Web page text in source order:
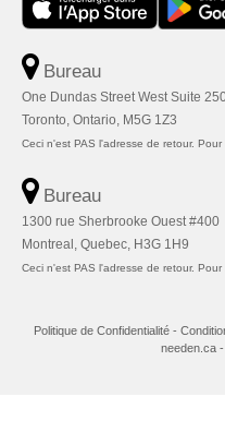
Bureau
One Dundas Street West Suite
Toronto, Ontario, M5G 1Z3
Ceci n'est PAS l'adresse de retour. Pour
Bureau
1300 rue Sherbrooke Ouest #400
Montreal, Quebec, H3G 1H9
Ceci n'est PAS l'adresse de retour. Pour
Politique de Confidentialité -
needen.ca